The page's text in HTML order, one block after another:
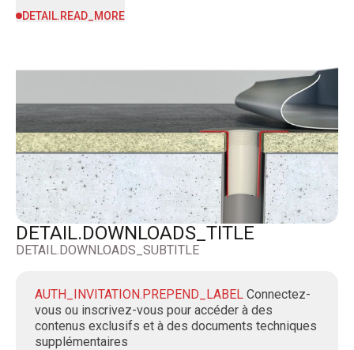
DETAIL.READ_MORE
DETAIL.DOWNLOADS_TITLE
DETAIL.DOWNLOADS_SUBTITLE
AUTH_INVITATION.PREPEND_LABEL Connectez-
vous ou inscrivez-vous pour accéder à des
contenus exclusifs et à des documents techniques
supplémentaires